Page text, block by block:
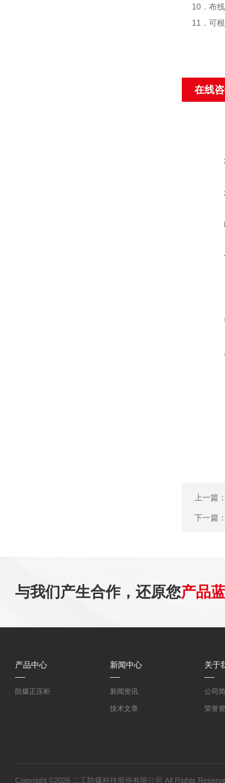
10．布
11．可
在线
上一篇
下一篇
与我们产生合作，还原您产品
产品中心
防爆正压柜
新闻中心
新闻资讯
技术文章
关于
公司
荣誉
Copyright ©2026 二工防爆科技股份有限公司 All Rights